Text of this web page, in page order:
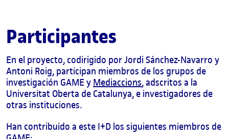
Participantes
En el proyecto, codirigido por Jordi Sánchez-Navarro y
Antoni Roig, participan miembros de los grupos de
investigación GAME y Mediaccions, adscritos a la
Universitat Oberta de Catalunya, e investigadores de
otras instituciones.
Han contribuido a este I+D los siguientes miembros de